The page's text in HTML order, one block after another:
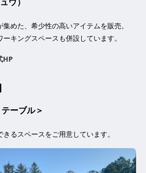
めた、希少性の高いアイテムを販売。
キングスペースも併設しています。
HP
ーブル＞
るスペースをご用意しています。